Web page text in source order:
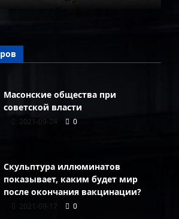
Масонские общества при
советской власти
2021-09-24 0
Скульптура иллюминатов
показывает, каким будет мир
после окончания вакцинации?
2021-09-17 0